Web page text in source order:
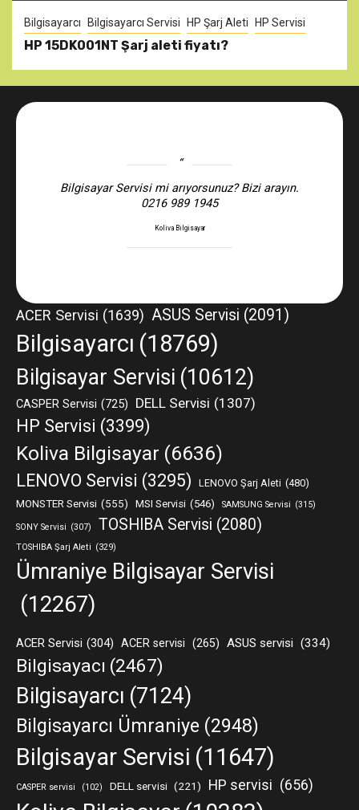
Bilgisayarcı Bilgisayarcı Servisi HP Şarj Aleti HP Servisi
HP 15DK001NT Şarj aleti fiyatı?
Bilgisayar Servisi mi arıyorsunuz? Bizi arayın.
0216 989 1945
Koliva Bilgisayar
ACER Servisi (1639) ASUS Servisi (2091)
Bilgisayarcı (18769)
Bilgisayar Servisi (10612)
CASPER Servisi (725) DELL Servisi (1307)
HP Servisi (3399)
Koliva Bilgisayar (6636)
LENOVO Servisi (3295) LENOVO Şarj Aleti (480)
MONSTER Servisi (555) MSI Servisi (546) SAMSUNG Servisi (315)
SONY Servisi (307) TOSHIBA Servisi (2080)
TOSHIBA Şarj Aleti (329)
Ümraniye Bilgisayar Servisi
(12267)
ACER Servisi (304) ACER servisi (265) ASUS servisi (334)
Bilgisayacı (2467)
Bilgisayarcı (7124)
Bilgisayarcı Ümraniye (2948)
Bilgisayar Servisi (11647)
CASPER servisi (102) DELL servisi (221) HP servisi (656)